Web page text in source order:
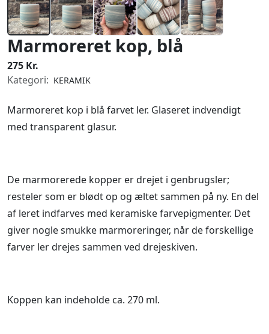
Marmoreret kop, blå
275 Kr.
Kategori: KERAMIK
Marmoreret kop i blå farvet ler. Glaseret indvendigt
med transparent glasur.
De marmorerede kopper er drejet i genbrugsler;
resteler som er blødt op og æltet sammen på ny. En del
af leret indfarves med keramiske farvepigmenter. Det
giver nogle smukke marmoreringer, når de forskellige
farver ler drejes sammen ved drejeskiven.
Koppen kan indeholde ca. 270 ml.